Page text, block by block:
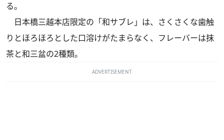
る。
日本橋三越本店限定の「和サブレ」は、さくさくな歯触
りとほろほろとした口溶けがたまらなく、フレーバーは抹
茶と和三盆の2種類。
ADVERTISEMENT